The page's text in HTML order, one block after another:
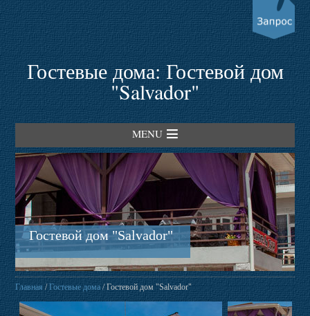
Гостевые дома: Гостевой дом
"Salvador"
MENU
Главная
Гостевые дома
Пансионаты
Трансферы
Гостевой дом "Salvador"
Главная /Гостевые дома/ Гостевой дом "Salvador"